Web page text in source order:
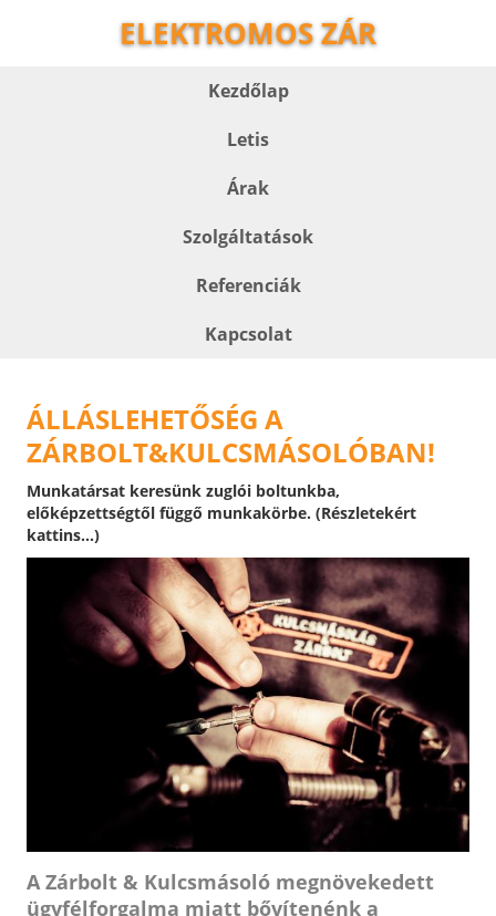
ELEKTROMOS ZÁR
Kezdőlap
Letis
Árak
Szolgáltatások
Referenciák
Kapcsolat
ÁLLÁSLEHETŐSÉG A
ZÁRBOLT&KULCSMÁSOLÓBAN!
Munkatársat keresünk zuglói boltunkba,
előképzettségtől függő munkakörbe. (Részletekért
kattins...)
A Zárbolt & Kulcsmásoló megnövekedett
ügyfélforgalma miatt bővítenénk a